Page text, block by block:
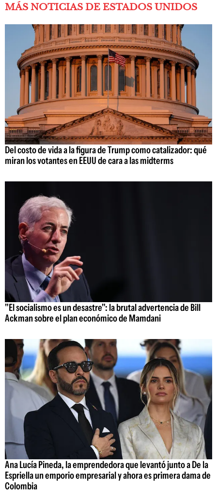
MÁS NOTICIAS DE ESTADOS UNIDOS
Del costo de vida a la figura de Trump como catalizador: qué
miran los votantes en EEUU de cara a las midterms
"El socialismo es un desastre": la brutal advertencia de Bill
Ackman sobre el plan económico de Mamdani
Ana Lucía Pineda, la emprendedora que levantó junto a De la
Espriella un emporio empresarial y ahora es primera dama de
Colombia